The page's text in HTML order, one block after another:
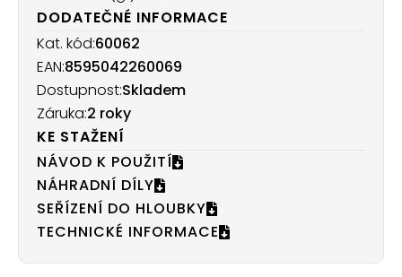
DODATEČNÉ INFORMACE
Kat. kód:60062
EAN:8595042260069
Dostupnost:Skladem
Záruka:2 roky
KE STAŽENÍ
NÁVOD K POUŽITÍ
NÁHRADNÍ DÍLY
SEŘÍZENÍ DO HLOUBKY
TECHNICKÉ INFORMACE